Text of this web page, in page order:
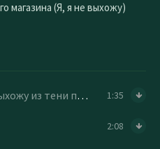
магазина (Я, я не выхожу)
из тени прошлых лет 1:35
2:08